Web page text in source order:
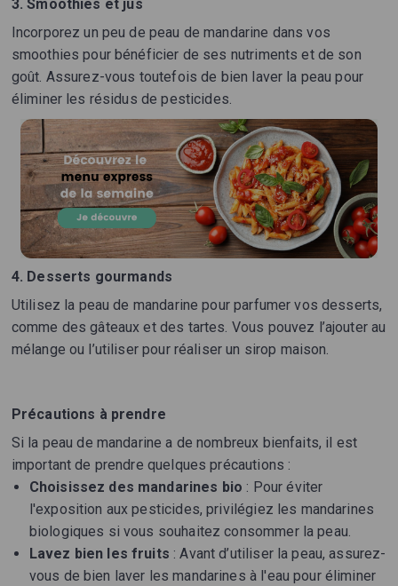
3.Smoothies et jus
Incorporez un peu de peau de mandarine dans vos
smoothies pour bénéficier de ses nutriments et de son
goût. Assurez-vous toutefois de bien laver la peau pour
éliminer les résidus de pesticides.
4. Desserts gourmands
Utilisez la peau de mandarine pour parfumer vos desserts,
comme des gâteaux et des tartes. Vous pouvez l’ajouter au
mélange ou l’utiliser pour réaliser un sirop maison.
Précautions à prendre
Si la peau de mandarine a de nombreux bienfaits, il est
important de prendre quelques précautions :
Choisissez des mandarines bio : Pour éviter
l'exposition aux pesticides, privilégiez les mandarines
biologiques si vous souhaitez consommer la peau.
Lavez bien les fruits : Avant d’utiliser la peau, assurez-
vous de bien laver les mandarines à l'eau pour éliminer